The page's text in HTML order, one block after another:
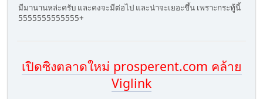
มีมานานหล่ะครับ และคงจะมีต่อไป และน่าจะเยอะขึ้น เพราะกระทู้นี้
5555555555555+
เปิดซิงตลาดใหม่ prosperent.com คล้าย
Viglink